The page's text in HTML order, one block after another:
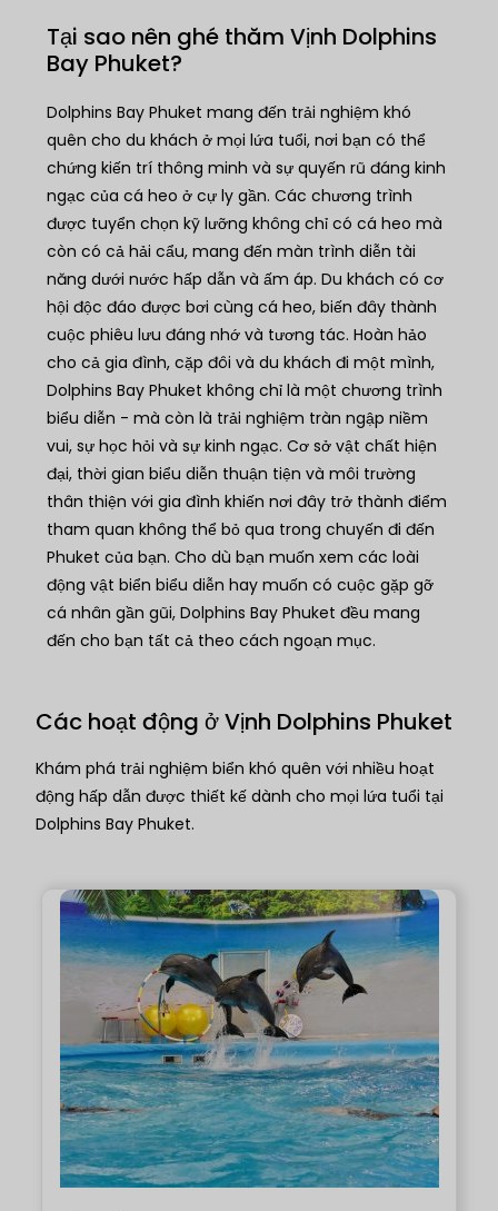
Tại sao nên ghé thăm Vịnh Dolphins
Bay Phuket?
Dolphins Bay Phuket mang đến trải nghiệm khó
quên cho du khách ở mọi lứa tuổi, nơi bạn có thể
chứng kiến trí thông minh và sự quyến rũ đáng kinh
ngạc của cá heo ở cự ly gần. Các chương trình
được tuyển chọn kỹ lưỡng không chỉ có cá heo mà
còn có cả hải cẩu, mang đến màn trình diễn tài
năng dưới nước hấp dẫn và ấm áp. Du khách có cơ
hội độc đáo được bơi cùng cá heo, biến đây thành
cuộc phiêu lưu đáng nhớ và tương tác. Hoàn hảo
cho cả gia đình, cặp đôi và du khách đi một mình,
Dolphins Bay Phuket không chỉ là một chương trình
biểu diễn - mà còn là trải nghiệm tràn ngập niềm
vui, sự học hỏi và sự kinh ngạc. Cơ sở vật chất hiện
đại, thời gian biểu diễn thuận tiện và môi trường
thân thiện với gia đình khiến nơi đây trở thành điểm
tham quan không thể bỏ qua trong chuyến đi đến
Phuket của bạn. Cho dù bạn muốn xem các loài
động vật biển biểu diễn hay muốn có cuộc gặp gỡ
cá nhân gần gũi, Dolphins Bay Phuket đều mang
đến cho bạn tất cả theo cách ngoạn mục.
Các hoạt động ở Vịnh Dolphins Phuket
Khám phá trải nghiệm biển khó quên với nhiều hoạt
động hấp dẫn được thiết kế dành cho mọi lứa tuổi tại
Dolphins Bay Phuket.